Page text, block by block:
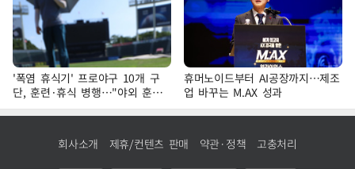
'폭염 휴식기' 프로야구 10개 구
단, 훈련·휴식 병행…"야외 훈련
해도 안전 최우선"
휴머노이드부터 AI공장까지…제조
업 바꾸는 M.AX 성과
회사소개 제휴/컨텐츠 판매 약관·정책 고충처리